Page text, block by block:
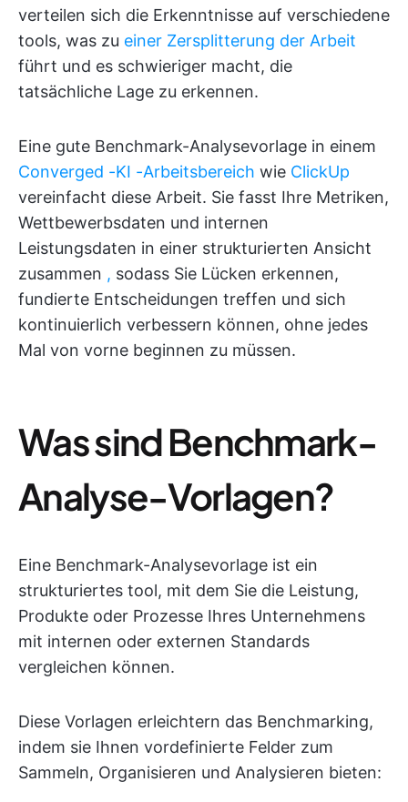
verteilen sich die Erkenntnisse auf verschiedene
tools, was zu einer Zersplitterung der Arbeit
führt und es schwieriger macht, die
tatsächliche Lage zu erkennen.
Eine gute Benchmark-Analysevorlage in einem
Converged -KI -Arbeitsbereich wie ClickUp
vereinfacht diese Arbeit. Sie fasst Ihre Metriken,
Wettbewerbsdaten und internen
Leistungsdaten in einer strukturierten Ansicht
zusammen , sodass Sie Lücken erkennen,
fundierte Entscheidungen treffen und sich
kontinuierlich verbessern können, ohne jedes
Mal von vorne beginnen zu müssen.
Was sind Benchmark-
Analyse-Vorlagen?
Eine Benchmark-Analysevorlage ist ein
strukturiertes tool, mit dem Sie die Leistung,
Produkte oder Prozesse Ihres Unternehmens
mit internen oder externen Standards
vergleichen können.
Diese Vorlagen erleichtern das Benchmarking,
indem sie Ihnen vordefinierte Felder zum
Sammeln, Organisieren und Analysieren bieten: